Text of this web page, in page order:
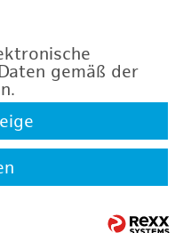
gemäß der
.